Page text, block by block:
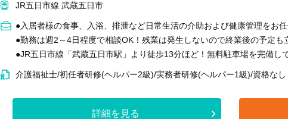
JR五日市線 武蔵五日市
●入居者様の食事、入浴、排泄など日常生活の介助および健康管理をお任
●勤務は週2～4日程度で相談OK！残業は発生しないので終業後の予定
●JR五日市線「武蔵五日市駅」より徒歩13分ほど！無料駐車場を完備し
介護福祉士/初任者研修(ヘルパー2級)/実務者研修(ヘルパー1級)/資格なし
詳細を見る